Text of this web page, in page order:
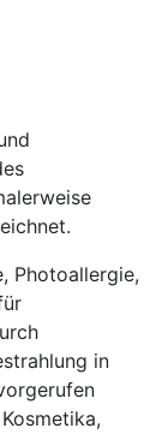
Photoallergie,
in